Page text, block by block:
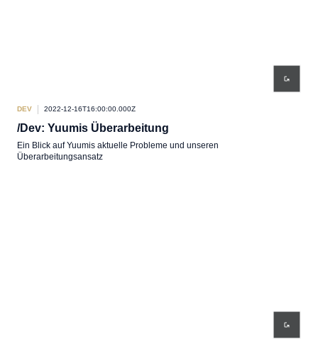
DEV 2022-12-16T16:00:00.000Z
/Dev: Yuumis Überarbeitung
Ein Blick auf Yuumis aktuelle Probleme und unseren
Überarbeitungsansatz